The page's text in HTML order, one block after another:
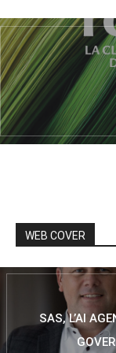
WEB COVER
SAS, L’AI